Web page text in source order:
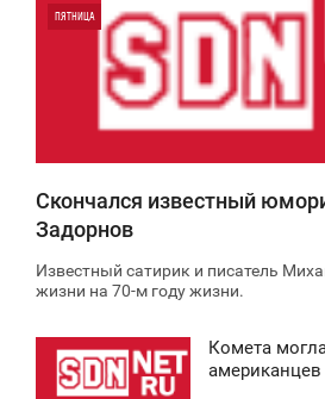
ПЯТНИЦА
Скончался известный
Задорнов
Известный сатирик и писатель
жизни на 70-м году жизни.
Комета